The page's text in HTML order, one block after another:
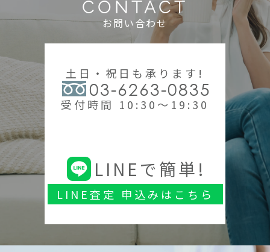
CONTACT
お問い合わせ
土日・祝日も承ります!
03-6263-0835
受付時間 10:30～19:30
LINEで簡単!
LINE査定 申込みはこちら